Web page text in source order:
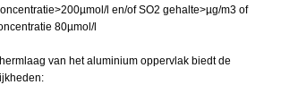
l en/of SO2 gehalte>µg/m3 of
80µmol/l
van het aluminium oppervlak biedt de